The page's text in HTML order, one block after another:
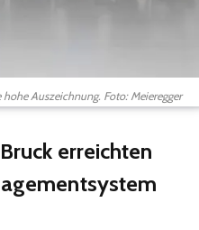
Auszeichnung. Foto: Meieregger
erreichten